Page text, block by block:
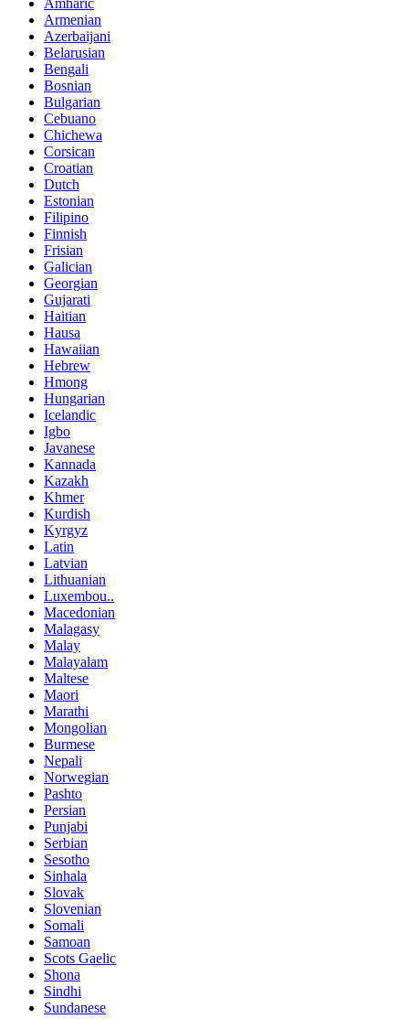
Armenian
Azerbaijani
Belarusian
Bengali
Bosnian
Bulgarian
Cebuano
Chichewa
Corsican
Croatian
Dutch
Estonian
Filipino
Finnish
Frisian
Galician
Georgian
Gujarati
Haitian
Hausa
Hawaiian
Hebrew
Hmong
Hungarian
Icelandic
Igbo
Javanese
Kannada
Kazakh
Khmer
Kurdish
Kyrgyz
Latin
Latvian
Lithuanian
Luxembou..
Macedonian
Malagasy
Malay
Malayalam
Maltese
Maori
Marathi
Mongolian
Burmese
Nepali
Norwegian
Pashto
Persian
Punjabi
Serbian
Sesotho
Sinhala
Slovak
Slovenian
Somali
Samoan
Scots Gaelic
Shona
Sindhi
Sundanese